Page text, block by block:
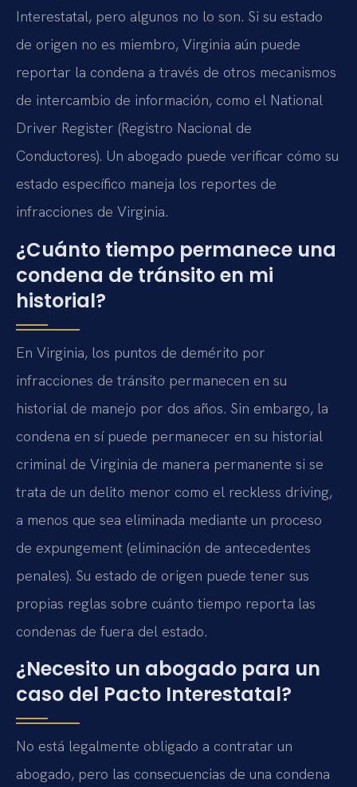
Interestatal, pero algunos no lo son. Si su estado
de origen no es miembro, Virginia aún puede
reportar la condena a través de otros mecanismos
de intercambio de información, como el National
Driver Register (Registro Nacional de
Conductores). Un abogado puede verificar cómo su
estado específico maneja los reportes de
infracciones de Virginia.
¿Cuánto tiempo permanece una
condena de tránsito en mi
historial?
En Virginia, los puntos de demérito por
infracciones de tránsito permanecen en su
historial de manejo por dos años. Sin embargo, la
condena en sí puede permanecer en su historial
criminal de Virginia de manera permanente si se
trata de un delito menor como el reckless driving,
a menos que sea eliminada mediante un proceso
de expungement (eliminación de antecedentes
penales). Su estado de origen puede tener sus
propias reglas sobre cuánto tiempo reporta las
condenas de fuera del estado.
¿Necesito un abogado para un
caso del Pacto Interestatal?
No está legalmente obligado a contratar un
abogado, pero las consecuencias de una condena